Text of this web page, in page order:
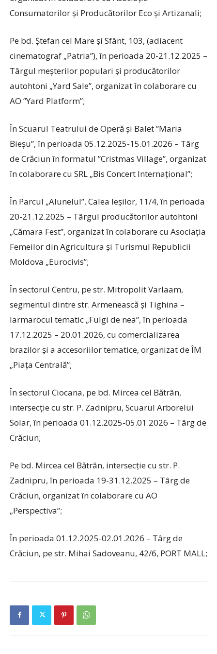
Consumatorilor și Producătorilor Eco și Artizanali;
Pe bd. Ștefan cel Mare și Sfânt, 103, (adiacent
cinematograf „Patria”), în perioada 20-21.12.2025 –
Târgul meșterilor populari și producătorilor
autohtoni „Yard Sale”, organizat în colaborare cu
AO ”Yard Platform”;
În Scuarul Teatrului de Operă și Balet ”Maria
Bieșu”, în perioada 05.12.2025-15.01.2026 – Târg
de Crăciun în formatul ”Cristmas Village”, organizat
în colaborare cu SRL „Bis Concert Internațional”;
În Parcul „Alunelul”, Calea Ieșilor, 11/4, în perioada
20-21.12.2025 – Târgul producătorilor autohtoni
„Cămara Fest”, organizat în colaborare cu Asociația
Femeilor din Agricultura și Turismul Republicii
Moldova „Eurocivis”;
În sectorul Centru, pe str. Mitropolit Varlaam,
segmentul dintre str. Armenească și Tighina –
Iarmarocul tematic „Fulgi de nea”, în perioada
17.12.2025 – 20.01.2026, cu comercializarea
brazilor și a accesoriilor tematice, organizat de ÎM
„Piața Centrală”;
În sectorul Ciocana, pe bd. Mircea cel Bătrân,
intersecție cu str. P. Zadnipru, Scuarul Arborelui
Solar, în perioada 01.12.2025-05.01.2026 – Târg de
Crăciun;
Pe bd. Mircea cel Bătrân, intersecție cu str. P.
Zadnipru, în perioada 19-31.12.2025 – Târg de
Crăciun, organizat în colaborare cu AO
„Perspectiva”;
În perioada 01.12.2025-02.01.2026 – Târg de
Crăciun, pe str. Mihai Sadoveanu, 42/6, PORT MALL;